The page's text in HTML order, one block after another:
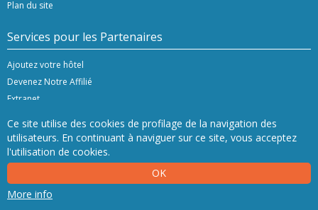
Ce site utilise des cookies de profilage de la navigation des
utilisateurs. En continuant à naviguer sur ce site, vous acceptez
l'utilisation de cookies.
OK
More info
Plan du site
Services pour les Partenaires
Ajoutez votre hôtel
Devenez Notre Affilié
Extranet
Copyright © 2020/24 Hashnap srl. Tous droits réservés | P.Iva 04396920276
Hashnap srl - via Brunacci, 9/b - 30175 Marghera (Venice), Italy